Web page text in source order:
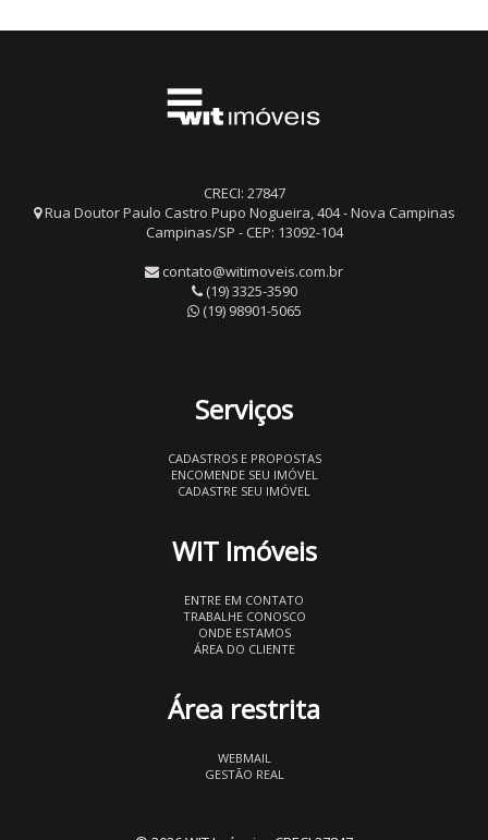
CRECI: 27847
Rua Doutor Paulo Castro Pupo Nogueira, 404 - Nova Campinas
Campinas/SP - CEP: 13092-104
contato@witimoveis.com.br
(19) 3325-3590
(19) 98901-5065
Serviços
CADASTROS E PROPOSTAS
ENCOMENDE SEU IMÓVEL
CADASTRE SEU IMÓVEL
WIT Imóveis
ENTRE EM CONTATO
TRABALHE CONOSCO
ONDE ESTAMOS
ÁREA DO CLIENTE
Área restrita
WEBMAIL
GESTÃO REAL